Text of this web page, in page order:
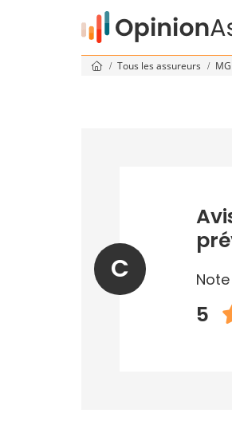
Tous les assureurs
C
5